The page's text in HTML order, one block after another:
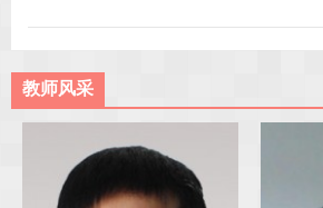
教师风采